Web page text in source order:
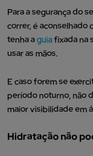
Para a segurança do
correr, é aconselhado
tenha aguiafixada na
usar as mãos.
E caso forem se
período noturno, não
maior visibilidade em
Hidratação não